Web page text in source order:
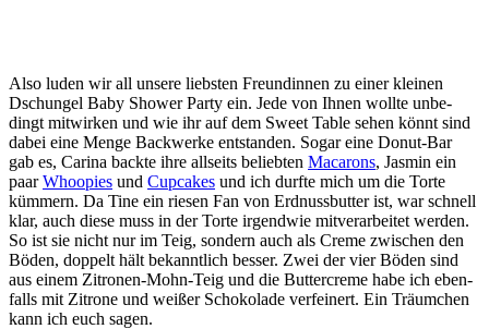
Also luden wir all unse­re liebs­ten Freun­din­nen zu einer klei­nen
Dschun­gel Baby Show­er Par­ty ein. Jede von Ihnen woll­te unbe­
dingt mit­wir­ken und wie ihr auf dem Sweet Table sehen könnt sind
dabei eine Men­ge Back­wer­ke ent­stan­den. Sogar eine Donut-Bar
gab es, Cari­na back­te ihre all­seits belieb­ten Mac­a­rons, Jas­min ein
paarWho­o­pies und Cup­ca­kes und ich durf­te mich um die Tor­te
küm­mern. Da Tine ein rie­sen Fan von Erd­nuss­but­ter ist, war schnell
klar, auch die­se muss in der Tor­te irgend­wie mit­ver­ar­bei­tet wer­den.
So ist sie nicht nur im Teig, son­dern auch als Creme zwi­schen den
Böden, dop­pelt hält bekannt­lich bes­ser. Zwei der vier Böden sind
aus einem Zitro­nen-Mohn-Teig und die But­ter­creme habe ich eben­
falls mit Zitro­ne und wei­ßer Scho­ko­la­de ver­fei­nert. Ein Träum­chen
kann ich euch sagen.